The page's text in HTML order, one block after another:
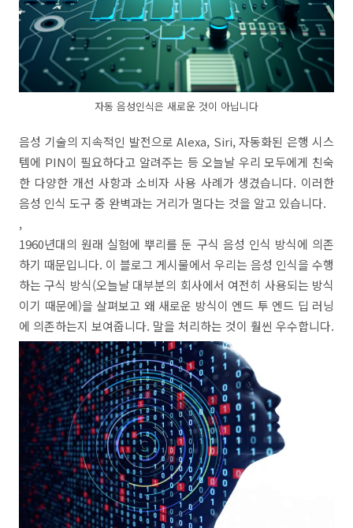
자동 음성인식은 새로운 것이 아닙니다
음성 기술의 지속적인 발전으로 Alexa, Siri, 자동화된 은행 시스
템에 PIN이 필요하다고 알려주는 등 오늘날 우리 모두에게 친숙
한 다양한 개선 사항과 소비자 사용 사례가 생겼습니다. 이러한
음성 인식 도구 중 완벽과는 거리가 멀다는 것을 알고 있습니다.
,
1960년대의 원래 실험에 뿌리를 둔 구식 음성 인식 방식에 의존
하기 때문입니다. 이 블로그 게시물에서 우리는 음성 인식을 수행
하는 구식 방식(오늘날 대부분의 회사에서 여전히 사용되는 방식
이기 때문에)을 살펴보고 왜 새로운 방식이 엔드 투 엔드 딥 러닝
에 의존하는지 보여줍니다. 말을 처리하는 것이 훨씬 우수합니다.